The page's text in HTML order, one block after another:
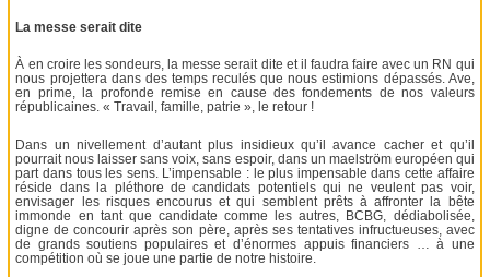
La messe serait dite
À en croire les sondeurs, la messe serait dite et il faudra faire avec un RN qui
nous projettera dans des temps reculés que nous estimions dépassés. Ave,
en prime, la profonde remise en cause des fondements de nos valeurs
républicaines. « Travail, famille, patrie », le retour !
Dans un nivellement d’autant plus insidieux qu’il avance cacher et qu’il
pourrait nous laisser sans voix, sans espoir, dans un maelström européen qui
part dans tous les sens. L’impensable : le plus impensable dans cette affaire
réside dans la pléthore de candidats potentiels qui ne veulent pas voir,
envisager les risques encourus et qui semblent prêts à affronter la bête
immonde en tant que candidate comme les autres, BCBG, dédiabolisée,
digne de concourir après son père, après ses tentatives infructueuses, avec
de grands soutiens populaires et d’énormes appuis financiers … à une
compétition où se joue une partie de notre histoire.